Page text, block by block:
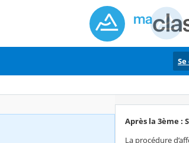
Après la 3ème :
La procédure